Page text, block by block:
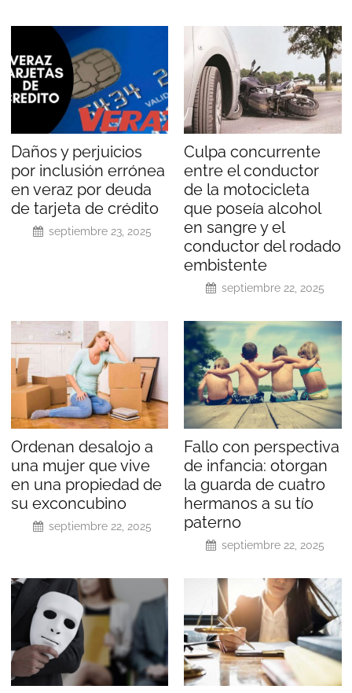
Daños y perjuicios
por inclusión errónea
en veraz por deuda
de tarjeta de crédito
septiembre 23, 2025
Culpa concurrente
entre el conductor
de la motocicleta
que poseía alcohol
en sangre y el
conductor del rodado
embistente
septiembre 22, 2025
Ordenan desalojo a
una mujer que vive
en una propiedad de
su exconcubino
septiembre 22, 2025
Fallo con perspectiva
de infancia: otorgan
la guarda de cuatro
hermanos a su tío
paterno
septiembre 22, 2025